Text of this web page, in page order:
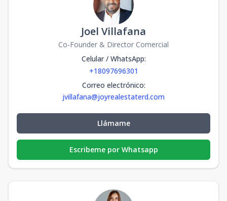
Joel Villafana
Co-Founder & Director Comercial
Celular / WhatsApp:
+18097696301
Correo electrónico:
jvillafana@joyrealestaterd.com
Llámame
Escribeme por Whatsapp